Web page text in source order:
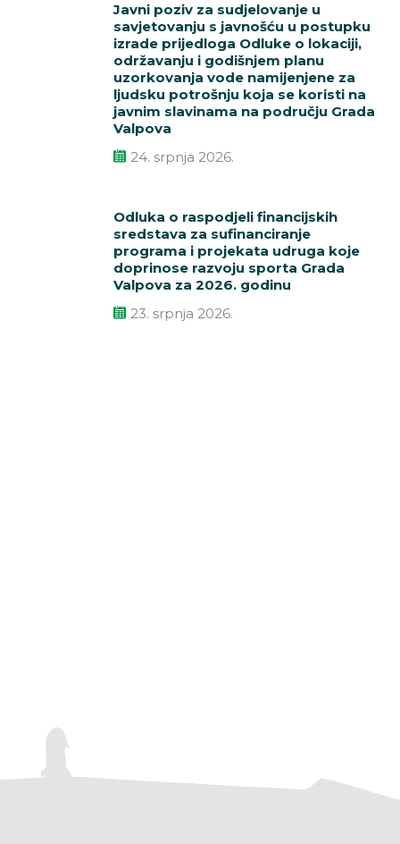
Javni poziv za sudjelovanje u
savjetovanju s javnošću u postupku
izrade prijedloga Odluke o lokaciji,
održavanju i godišnjem planu
uzorkovanja vode namijenjene za
ljudsku potrošnju koja se koristi na
javnim slavinama na području Grada
Valpova
24. srpnja 2026.
Odluka o raspodjeli financijskih
sredstava za sufinanciranje
programa i projekata udruga koje
doprinose razvoju sporta Grada
Valpova za 2026. godinu
23. srpnja 2026.